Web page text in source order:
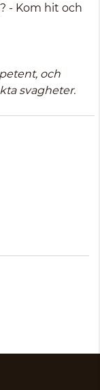
- Kom hit och
och
svagheter.